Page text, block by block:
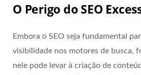
O Perigo do SEO
Embora o SEO seja fundamental
visibilidade nos motores de busca,
nele pode levar à criação de